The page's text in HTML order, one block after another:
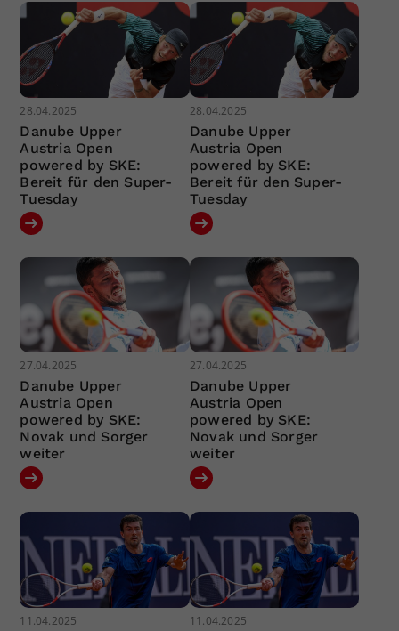
28.04.2025
Danube Upper
Austria Open
powered by SKE:
Bereit für den Super-
Tuesday
28.04.2025
Danube Upper
Austria Open
powered by SKE:
Bereit für den Super-
Tuesday
27.04.2025
Danube Upper
Austria Open
powered by SKE:
Novak und Sorger
weiter
27.04.2025
Danube Upper
Austria Open
powered by SKE:
Novak und Sorger
weiter
11.04.2025 11.04.2025